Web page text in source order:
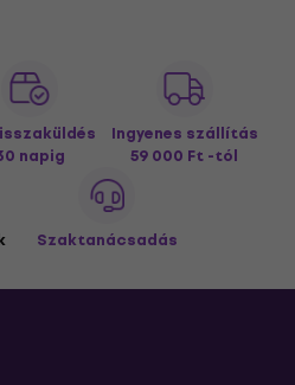
napig
Ingyenes szállítás
59 000 Ft -tól
Szaktanácsadás